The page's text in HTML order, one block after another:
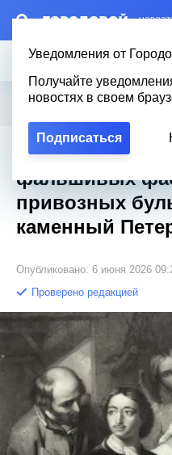
–
Уведомления от
Получайте
новостях в своем
Подписаться
Новости Эксклюзив
Городовой Новости Петербурга /
фальшивых фасадов и привозных
Черепица,
фальшивых
привозных
каменный
Опубликовано: 6 июня 2026
Проверено редакцией